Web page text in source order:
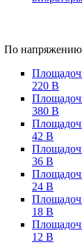
По напряжению
220 В
380 В
42 В
36 В
24 В
18 В
12 В